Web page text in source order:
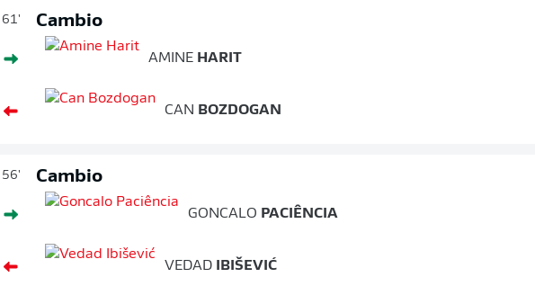
61' Cambio
AMINE HARIT
CAN BOZDOGAN
56' Cambio
GONCALO PACIÊNCIA
VEDAD IBIŠEVIĆ